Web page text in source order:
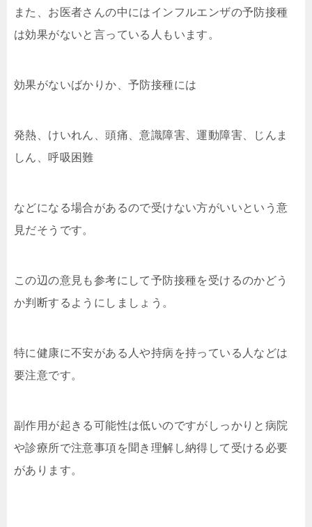
また、お医者さんの中にはインフルエンザの予防接種
は効果がないと言っている人もいます。
効果がないばかりか、予防接種には
発熱、けいれん、頭痛、意識障害、運動障害、じんま
しん、呼吸困難
などになる場合があるので受けない方がいいという意
見だそうです。
この辺の意見も参考にして予防接種を受けるのかどう
か判断するようにしましょう。
特に健康に不安がある人や持病を持っている人などは
要注意です。
副作用が起きる可能性は低いのですがしっかりと病院
や診療所で注意事項を聞き理解し納得して受ける必要
があります。